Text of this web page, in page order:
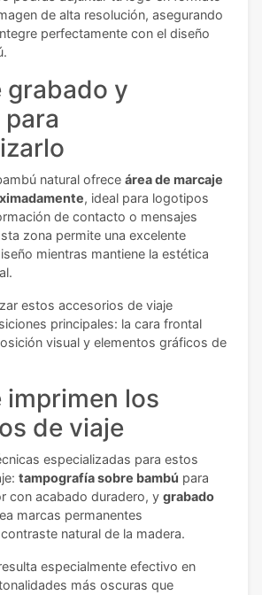
de alta resolución, asegurando
perfectamente con el diseño
grabado y
natural ofrece área de marcaje
, ideal para logotipos
de contacto o mensajes
zona permite una excelente
mientras mantiene la estética
estos accesorios de viaje
principales: la cara frontal
visual y elementos gráficos de
imprimen los
de viaje
especializadas para estos
tampografía sobre bambú para
con acabado duradero, y grabado
marcas permanentes
natural de la madera.
especialmente efectivo en
más oscuras que